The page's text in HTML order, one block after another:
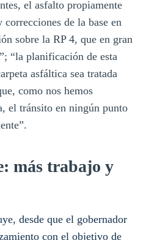
el asfalto propiamente
de la base en
sobre la RP 4, que en gran
“la planificación de esta
asfáltica sea tratada
como nos hemos
el tránsito en ningún punto
más trabajo y
desde que el gobernador
con el objetivo de